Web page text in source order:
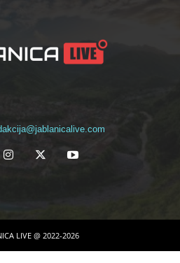
LIVE @ 2022-2026